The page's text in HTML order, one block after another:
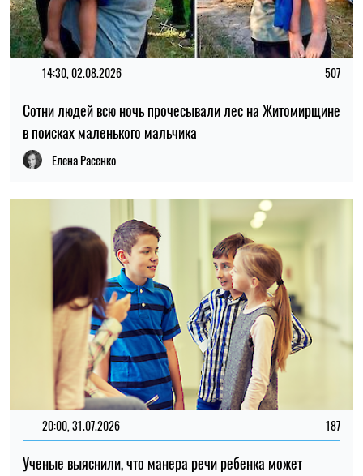
14:30, 02.08.2026 507
Сотни людей всю ночь прочесывали лес на Житомирщине
в поисках маленького мальчика
Елена Расенко
20:00, 31.07.2026 187
Ученые выяснили, что манера речи ребенка может